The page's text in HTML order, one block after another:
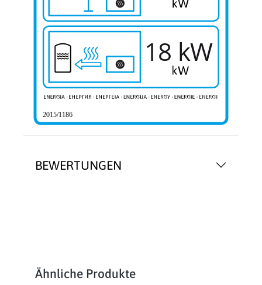
BEWERTUNGEN
2015/1186
18 kW
Produktgalerie überspringen
Ähnliche Produkte